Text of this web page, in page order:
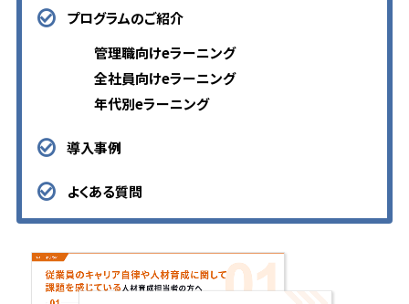
プログラムのご紹介
管理職向けeラーニング
全社員向けeラーニング
年代別eラーニング
導入事例
よくある質問